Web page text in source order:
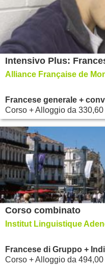
Alliance Française de
Francese generale +
Corso + Alloggio da 330,60
Corso combinato
Institut Linguistique
Francese di Gruppo +
Corso + Alloggio da 494,00